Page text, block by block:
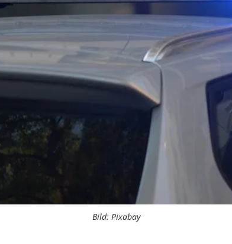
Bild: Pixabay